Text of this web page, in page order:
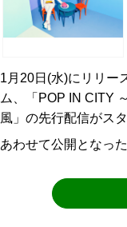
1月20日(水)にリリー
ム、「POP IN CITY
風」の先行配信がス
あわせて公開となっ